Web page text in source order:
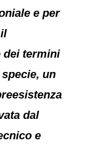
e per
dei termini
un
dal
e